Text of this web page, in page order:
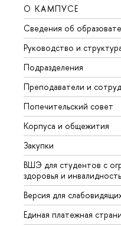
О КАМПУСЕ
Сведения об
Руководство и
Подразделения
Преподаватели и
Попечительский совет
Корпуса и общежития
Закупки
ВШЭ для студентов с
здоровья и
Версия для
Единая платежная